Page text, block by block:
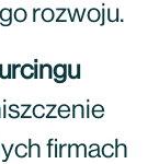
rozwoju.
firmach